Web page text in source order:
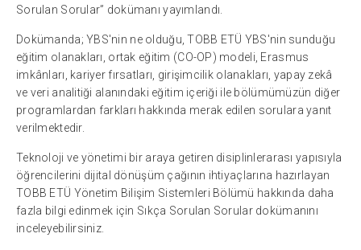
Sorulan Sorular” dokümanı yayımlandı.
Dokümanda; YBS'nin ne olduğu, TOBB ETÜ YBS'nin sunduğu
eğitim olanakları, ortak eğitim (CO-OP) modeli, Erasmus
imkânları, kariyer fırsatları, girişimcilik olanakları, yapay zekâ
ve veri analitiği alanındaki eğitim içeriği ile bölümümüzün diğer
programlardan farkları hakkında merak edilen sorulara yanıt
verilmektedir.
Teknoloji ve yönetimi bir araya getiren disiplinlerarası yapısıyla
öğrencilerini dijital dönüşüm çağının ihtiyaçlarına hazırlayan
TOBB ETÜ Yönetim Bilişim Sistemleri Bölümü hakkında daha
fazla bilgi edinmek için Sıkça Sorulan Sorular dokümanını
inceleyebilirsiniz.